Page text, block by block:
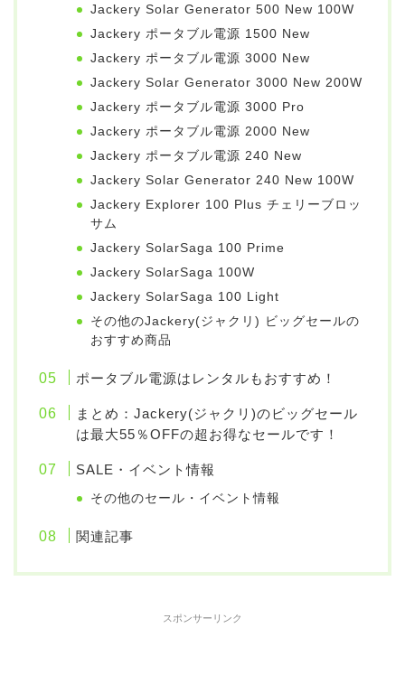
Jackery Solar Generator 500 New 100W
Jackery ポータブル電源 1500 New
Jackery ポータブル電源 3000 New
Jackery Solar Generator 3000 New 200W
Jackery ポータブル電源 3000 Pro
Jackery ポータブル電源 2000 New
Jackery ポータブル電源 240 New
Jackery Solar Generator 240 New 100W
Jackery Explorer 100 Plus チェリーブロッ
サム
Jackery SolarSaga 100 Prime
Jackery SolarSaga 100W
Jackery SolarSaga 100 Light
その他のJackery(ジャクリ) ビッグセールの
おすすめ商品
ポータブル電源はレンタルもおすすめ！
まとめ：Jackery(ジャクリ)のビッグセール
は最大55％OFFの超お得なセールです！
SALE・イベント情報
その他のセール・イベント情報
関連記事
スポンサーリンク